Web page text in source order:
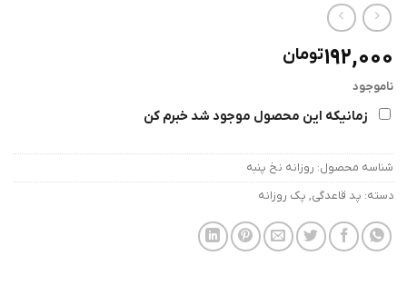
192,000تومان
ناموجود
زمانیکه این محصول موجود شد خبرم کن
شناسه محصول: روزانه نخ پنبه
دسته: پد قاعدگی, پک روزانه